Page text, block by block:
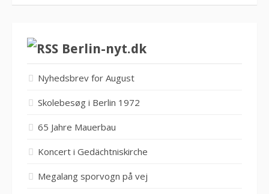
Berlin-nyt.dk
Nyhedsbrev for August
Skolebesøg i Berlin 1972
65 Jahre Mauerbau
Koncert i Gedächtniskirche
Megalang sporvogn på vej